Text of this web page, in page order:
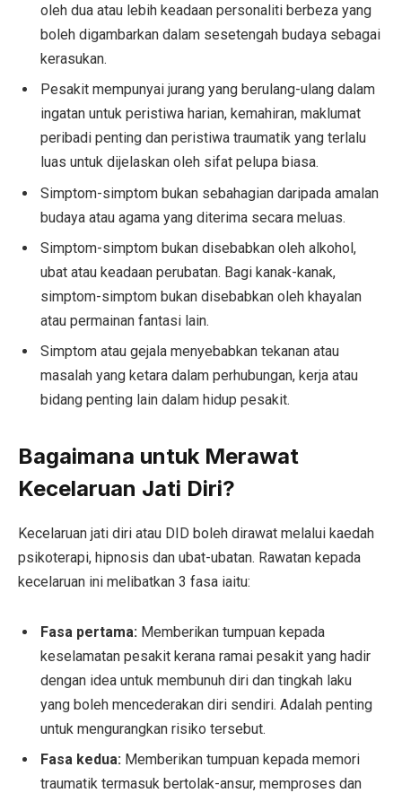
oleh dua atau lebih keadaan personaliti berbeza yang
boleh digambarkan dalam sesetengah budaya sebagai
kerasukan.
Pesakit mempunyai jurang yang berulang-ulang dalam
ingatan untuk peristiwa harian, kemahiran, maklumat
peribadi penting dan peristiwa traumatik yang terlalu
luas untuk dijelaskan oleh sifat pelupa biasa.
Simptom-simptom bukan sebahagian daripada amalan
budaya atau agama yang diterima secara meluas.
Simptom-simptom bukan disebabkan oleh alkohol,
ubat atau keadaan perubatan. Bagi kanak-kanak,
simptom-simptom bukan disebabkan oleh khayalan
atau permainan fantasi lain.
Simptom atau gejala menyebabkan tekanan atau
masalah yang ketara dalam perhubungan, kerja atau
bidang penting lain dalam hidup pesakit.
Bagaimana untuk Merawat
Kecelaruan Jati Diri?
Kecelaruan jati diri atau DID boleh dirawat melalui kaedah
psikoterapi, hipnosis dan ubat-ubatan. Rawatan kepada
kecelaruan ini melibatkan 3 fasa iaitu:
Fasa pertama: Memberikan tumpuan kepada
keselamatan pesakit kerana ramai pesakit yang hadir
dengan idea untuk membunuh diri dan tingkah laku
yang boleh mencederakan diri sendiri. Adalah penting
untuk mengurangkan risiko tersebut.
Fasa kedua: Memberikan tumpuan kepada memori
traumatik termasuk bertolak-ansur, memproses dan